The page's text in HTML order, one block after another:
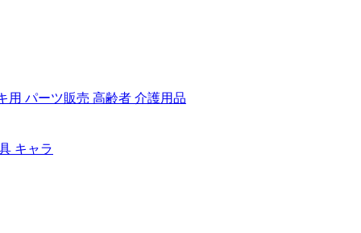
用 パーツ販売 高齢者 介護用品
キャラ